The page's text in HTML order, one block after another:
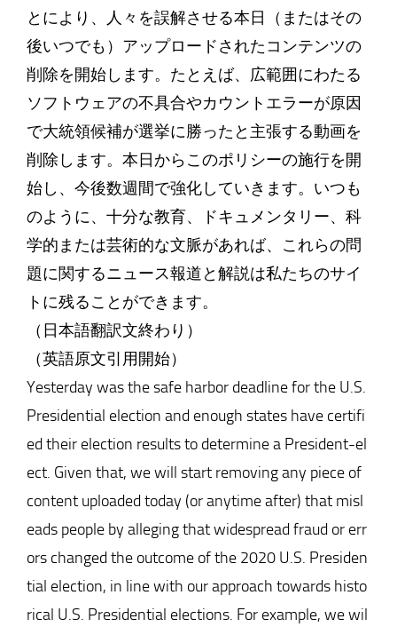
とにより、人々を誤解させる本日（またはその
後いつでも）アップロードされたコンテンツの
削除を開始します。たとえば、広範囲にわたる
ソフトウェアの不具合やカウントエラーが原因
で大統領候補が選挙に勝ったと主張する動画を
削除します。本日からこのポリシーの施行を開
始し、今後数週間で強化していきます。いつも
のように、十分な教育、ドキュメンタリー、科
学的または芸術的な文脈があれば、これらの問
題に関するニュース報道と解説は私たちのサイ
トに残ることができます。
（日本語翻訳文終わり）
（英語原文引用開始）
Yesterday was the safe harbor deadline for the U.S.
Presidential election and enough states have certifi
ed their election results to determine a President-el
ect. Given that, we will start removing any piece of
content uploaded today (or anytime after) that misl
eads people by alleging that widespread fraud or err
ors changed the outcome of the 2020 U.S. Presiden
tial election, in line with our approach towards histo
rical U.S. Presidential elections. For example, we wil